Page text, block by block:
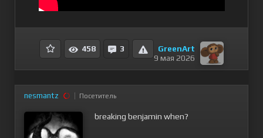
458 3
GreenArt
9 мая 2026
nesmantz Посетитель
breaking benjamin when?